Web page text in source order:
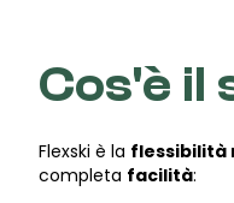
Cos'è il
Flexski è la flessibilità
completa facilità: